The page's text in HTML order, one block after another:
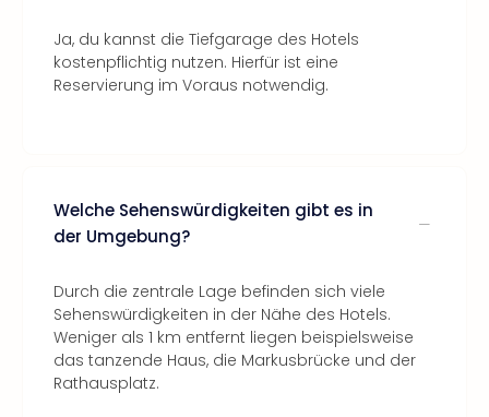
Ja, du kannst die Tiefgarage des Hotels
kostenpflichtig nutzen. Hierfür ist eine
Reservierung im Voraus notwendig.
Welche Sehenswürdigkeiten gibt es in
der Umgebung?
Durch die zentrale Lage befinden sich viele
Sehenswürdigkeiten in der Nähe des Hotels.
Weniger als 1 km entfernt liegen beispielsweise
das tanzende Haus, die Markusbrücke und der
Rathausplatz.